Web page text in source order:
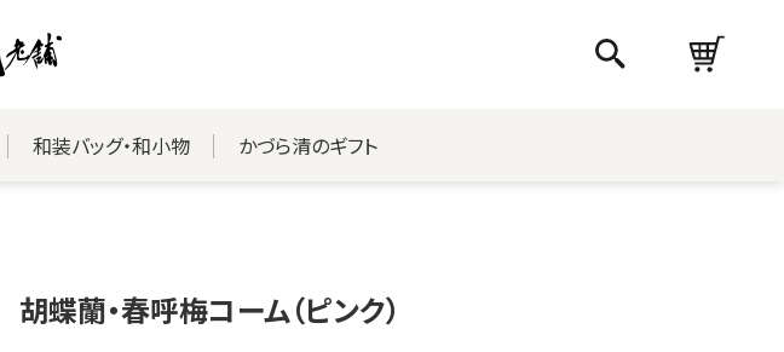
和装バッグ・和小物 かづら清のギフト
胡蝶蘭・春呼梅コーム（ピンク）